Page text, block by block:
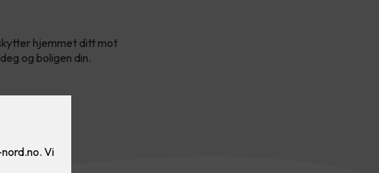
hjemmet ditt mot
og boligen din.